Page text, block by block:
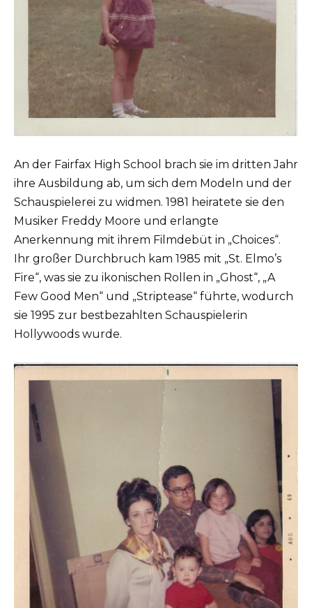
An der Fairfax High School brach sie im dritten Jahr
ihre Ausbildung ab, um sich dem Modeln und der
Schauspielerei zu widmen. 1981 heiratete sie den
Musiker Freddy Moore und erlangte
Anerkennung mit ihrem Filmdebüt in „Choices“.
Ihr großer Durchbruch kam 1985 mit „St. Elmo’s
Fire“, was sie zu ikonischen Rollen in „Ghost“, „A
Few Good Men“ und „Striptease“ führte, wodurch
sie 1995 zur bestbezahlten Schauspielerin
Hollywoods wurde.